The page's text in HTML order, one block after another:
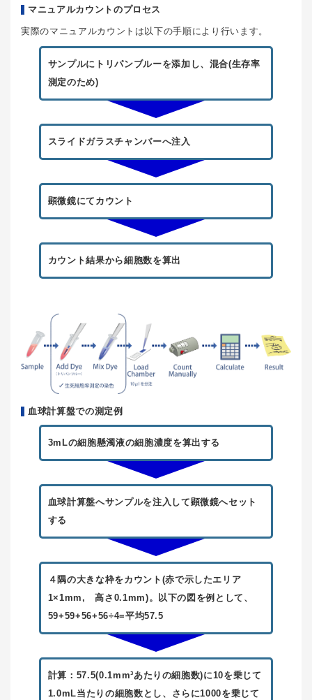
マニュアルカウントのプロセス
実際のマニュアルカウントは以下の手順により行います。
サンプルにトリパンブルーを添加し、混合(生存率
測定のため)
スライドガラスチャンバーへ注入
顕微鏡にてカウント
カウント結果から細胞数を算出
血球計算盤での測定例
3mLの細胞懸濁液の細胞濃度を算出する
血球計算盤へサンプルを注入して顕微鏡へセット
する
４隅の大きな枠をカウント(赤で示したエリア
1×1mm, 高さ0.1mm)。以下の図を例として、
59+59+56+56÷4=平均57.5
計算：57.5(0.1mm³あたりの細胞数)に10を乗じて
1.0mL当たりの細胞数とし、さらに1000を乗じて